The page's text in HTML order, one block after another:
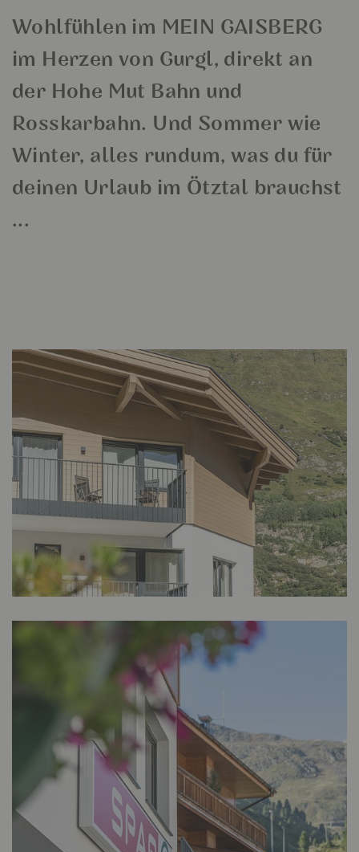
Wohlfühlen im MEIN GAISBERG
im Herzen von Gurgl, direkt an
der Hohe Mut Bahn und
Rosskarbahn. Und Sommer wie
Winter, alles rundum, was du für
deinen Urlaub im Ötztal brauchst
...